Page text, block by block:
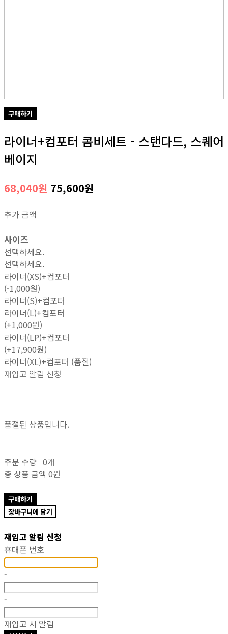
구매하기
라이너+컴포터 콤비세트 - 스탠다드, 스퀘어
베이지
68,040원 75,600원
추가 금액
사이즈
선택하세요.
선택하세요.
라이너(XS)+컴포터
(-1,000원)
라이너(S)+컴포터
라이너(L)+컴포터
(+1,000원)
라이너(LP)+컴포터
(+17,900원)
라이너(XL)+컴포터 (품절)
재입고 알림 신청
품절된 상품입니다.
주문 수량 0개
총 상품 금액 0원
구매하기
장바구니에 담기
재입고 알림 신청
휴대폰 번호
-
-
재입고 시 알림